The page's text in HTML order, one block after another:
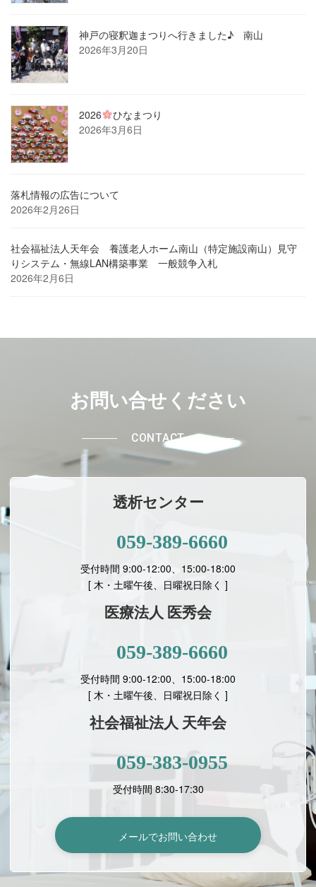
神戸の寝釈迦まつりへ行きました♪ 南山
2026年3月20日
2026
ひなまつり
2026年3月6日
落札情報の広告について
2026年2月26日
社会福祉法人天年会 養護老人ホーム南山（特定施設南山）見守
りシステム・無線LAN構築事業 一般競争入札
2026年2月6日
お問い合せください
CONTACT
透析センター
059-389-6660
受付時間 9:00-12:00、15:00-18:00
[ 木・土曜午後、日曜祝日除く ]
医療法人 医秀会
059-389-6660
受付時間 9:00-12:00、15:00-18:00
[ 木・土曜午後、日曜祝日除く ]
社会福祉法人 天年会
059-383-0955
受付時間 8:30-17:30
メールでお問い合わせ